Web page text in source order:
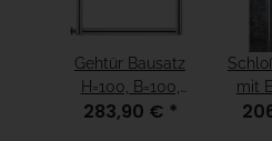
Gehtür Bausatz
H=100, B=100,
mit Alu-Rahmen
283,90 € *
mit